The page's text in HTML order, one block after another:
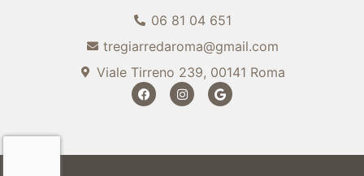
06 81 04 651
tregiarredaroma@gmail.com
Viale Tirreno 239, 00141 Roma